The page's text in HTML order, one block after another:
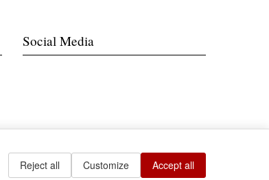
Social Media
Reject all Customize Accept all